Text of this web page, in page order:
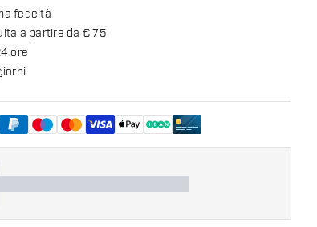
fedeltà
a partire da € 75
ore